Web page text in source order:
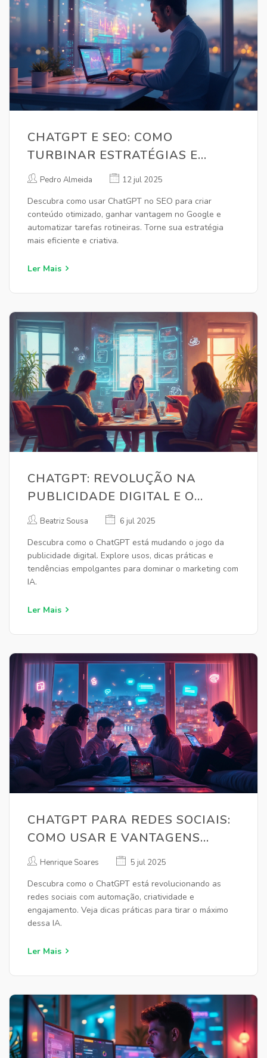
CHATGPT E SEO: COMO
TURBINAR ESTRATÉGIAS E
GANHAR DESTAQUE NO GOOGLE
Pedro Almeida 12 jul 2025
Descubra como usar ChatGPT no SEO para criar
conteúdo otimizado, ganhar vantagem no Google e
automatizar tarefas rotineiras. Torne sua estratégia
mais eficiente e criativa.
Ler Mais
CHATGPT: REVOLUÇÃO NA
PUBLICIDADE DIGITAL E O
FUTURO DO MARKETING
Beatriz Sousa 6 jul 2025
Descubra como o ChatGPT está mudando o jogo da
publicidade digital. Explore usos, dicas práticas e
tendências empolgantes para dominar o marketing com
IA.
Ler Mais
CHATGPT PARA REDES SOCIAIS:
COMO USAR E VANTAGENS
PARA NEGÓCIOS E CRIADORES
Henrique Soares 5 jul 2025
Descubra como o ChatGPT está revolucionando as
redes sociais com automação, criatividade e
engajamento. Veja dicas práticas para tirar o máximo
dessa IA.
Ler Mais